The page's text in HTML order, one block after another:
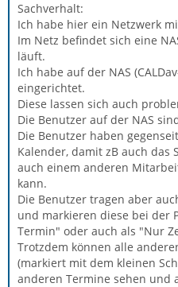
Sachverhalt:
Ich habe hier ein Netzwerk
Im Netz befindet sich eine
läuft.
Ich habe auf der NAS
eingerichtet.
Diese lassen sich auch
Die Benutzer auf der NAS
Die Benutzer haben
Kalender, damit zB auch das
auch einem anderen
kann.
Die Benutzer tragen aber
und markieren diese bei der
Termin" oder auch als "Nur
Trotzdem können alle
(markiert mit dem kleinen
anderen Termine sehen und